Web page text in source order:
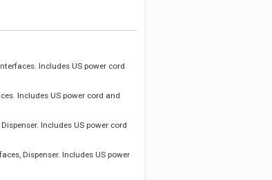
Includes US power cord
Includes US power cord and
Includes US power cord
Dispenser. Includes US power